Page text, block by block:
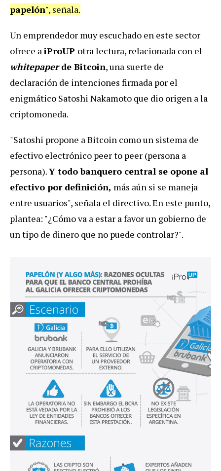
papelón", señala.
Un emprendedor muy escuchado en este sector
ofrece aiProUP otra lectura, relacionada con el
whitepaperde Bitcoin, una suerte de
declaración de intenciones firmada por el
enigmático Satoshi Nakamoto que dio origen a la
criptomoneda.
"Satoshi propone a Bitcoin como un sistema de
efectivo electrónico peer to peer (persona a
persona).Y todo banquero central se opone al
efectivo por definición, más aún si se maneja
entre usuarios", señala el directivo. En este punto,
plantea: "¿Cómo va a estar a favor un gobierno de
un tipo de dinero que no puede controlar?".